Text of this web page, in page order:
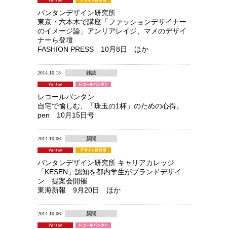
バンタンデザイン研究所
東京・六本木で講座「ファッションデザイナー
のイメージ論」アンリアレイジ、マメのデザイ
ナーら登壇
FASHION PRESS 10月8日 ほか
2014.10.15 雑誌
レコールバンタン
自宅で愉しむ、「珠玉の1杯」のための心得。
pen 10月15日号
2014.10.06 新聞
バンタンデザイン研究所 キャリアカレッジ
「KESEN」認知を都内学生がブランドデザイ
ン 提案会開催
東海新報 9月20日 ほか
2014.10.06 新聞